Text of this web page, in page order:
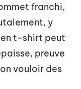
franchi,
y
t-shirt peut
preuve
vouloir des